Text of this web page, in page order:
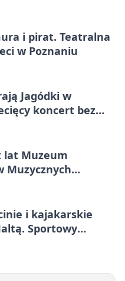
i pirat. Teatralna
w Poznaniu
Jagódki w
koncert bez
lat Muzeum
i kajakarskie
Sportowy